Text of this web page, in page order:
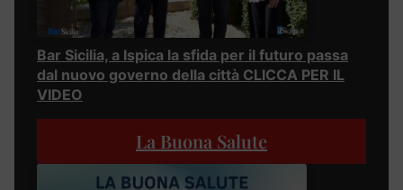
Bar Sicilia, a Ispica la sfida per il futuro passa
dal nuovo governo della città CLICCA PER IL
VIDEO
La Buona Salute